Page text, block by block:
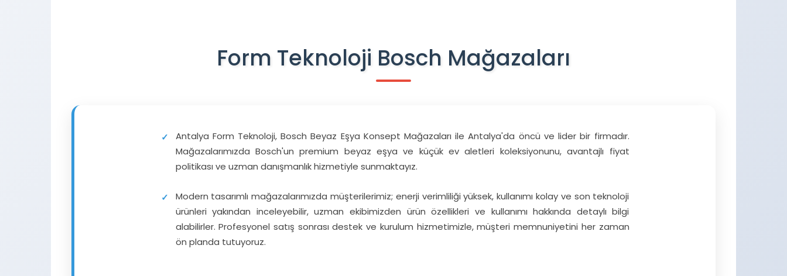
Form Teknoloji Bosch Mağazaları
Antalya Form Teknoloji, Bosch Beyaz Eşya Konsept Mağazaları ile Antalya'da öncü ve lider bir firmadır.
Mağazalarımızda Bosch'un premium beyaz eşya ve küçük ev aletleri koleksiyonunu, avantajlı fiyat
politikası ve uzman danışmanlık hizmetiyle sunmaktayız.
Modern tasarımlı mağazalarımızda müşterilerimiz; enerji verimliliği yüksek, kullanımı kolay ve son teknoloji
ürünleri yakından inceleyebilir, uzman ekibimizden ürün özellikleri ve kullanımı hakkında detaylı bilgi
alabilirler. Profesyonel satış sonrası destek ve kurulum hizmetimizle, müşteri memnuniyetini her zaman
ön planda tutuyoruz.